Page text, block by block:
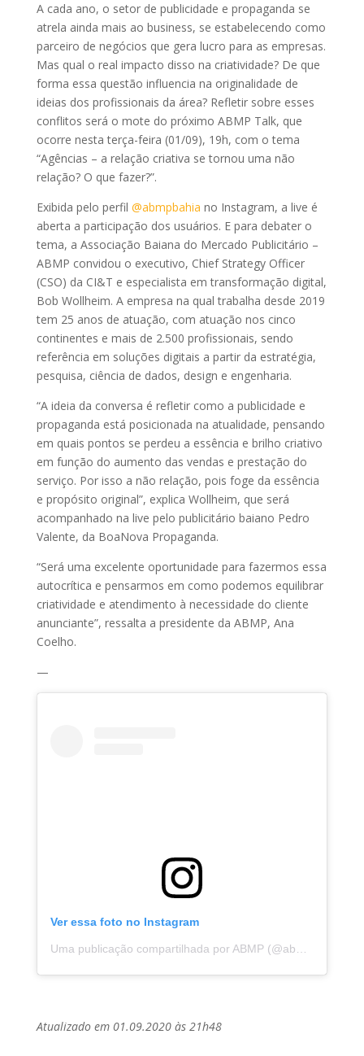
A cada ano, o setor de publicidade e propaganda se
atrela ainda mais ao business, se estabelecendo como
parceiro de negócios que gera lucro para as empresas.
Mas qual o real impacto disso na criatividade? De que
forma essa questão influencia na originalidade de
ideias dos profissionais da área? Refletir sobre esses
conflitos será o mote do próximo ABMP Talk, que
ocorre nesta terça-feira (01/09), 19h, com o tema
“Agências – a relação criativa se tornou uma não
relação? O que fazer?”.
Exibida pelo perfil @abmpbahia no Instagram, a live é
aberta a participação dos usuários. E para debater o
tema, a Associação Baiana do Mercado Publicitário –
ABMP convidou o executivo, Chief Strategy Officer
(CSO) da CI&T e especialista em transformação digital,
Bob Wollheim. A empresa na qual trabalha desde 2019
tem 25 anos de atuação, com atuação nos cinco
continentes e mais de 2.500 profissionais, sendo
referência em soluções digitais a partir da estratégia,
pesquisa, ciência de dados, design e engenharia.
“A ideia da conversa é refletir como a publicidade e
propaganda está posicionada na atualidade, pensando
em quais pontos se perdeu a essência e brilho criativo
em função do aumento das vendas e prestação do
serviço. Por isso a não relação, pois foge da essência
e propósito original”, explica Wollheim, que será
acompanhado na live pelo publicitário baiano Pedro
Valente, da BoaNova Propaganda.
“Será uma excelente oportunidade para fazermos essa
autocrítica e pensarmos em como podemos equilibrar
criatividade e atendimento à necessidade do cliente
anunciante”, ressalta a presidente da ABMP, Ana
Coelho.
—
Ver essa foto no Instagram
Uma publicação compartilhada por ABMP (@abmpbahia)
Atualizado em 01.09.2020 às 21h48